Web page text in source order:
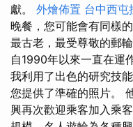
獻。 外燴佈置 台中西屯
晚餐，您可能會有同樣
最古老，最受尊敬的郵
自1990年以來一直在運
我利用了出色的研究技
您提供了準確的照片。
興再次歡迎乘客加入乘客